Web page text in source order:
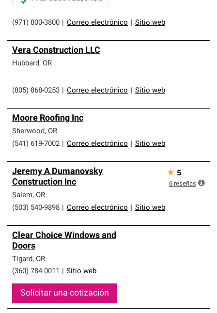
(971) 800-3800 Correo electrónico Sitio web
Vera Construction LLC
Hubbard, OR
(805) 868-0253 Correo electrónico Sitio web
Moore Roofing Inc
Sherwood, OR
(541) 619-7002
Correo electrónico Sitio web
Jeremy A Dumanovsky
Construction Inc
Salem, OR
(503) 540-9898
Correo electrónico Sitio web
★ 5
6 reseñas
Clear Choice Windows and
Doors
Tigard, OR
(360) 784-0011
Sitio web
Solicitar una cotización